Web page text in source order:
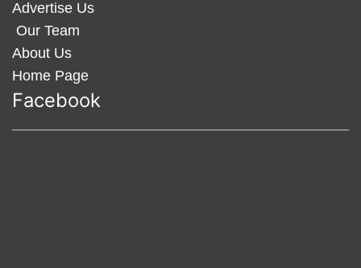
Advertise Us
Our Team
About Us
Home Page
Facebook